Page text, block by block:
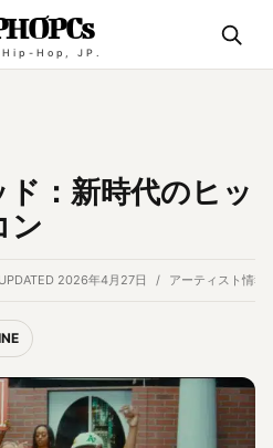
Hop, JP.
：新時代のヒッ
ン
UPDATED 2026年4月27日 アーティスト情報